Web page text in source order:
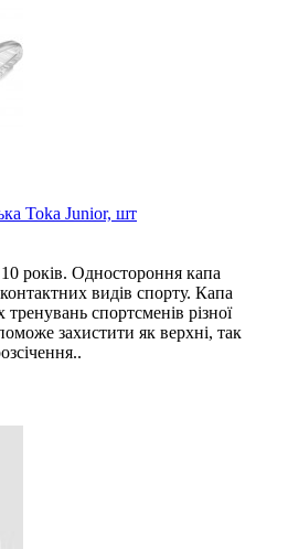
Toka Junior, шт
років. Одностороння капа
видів спорту. Капа
спортсменів різної
захистити як верхні, так